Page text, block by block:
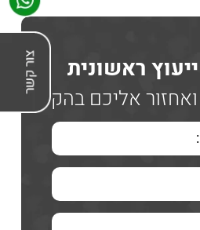
ראשונית
אליכם בהקדם